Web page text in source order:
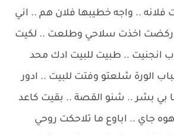
فلانه .. واجه خطيبها فلان هم .. اني
ركضت اخذت سلاحي وطلعت .. لكيت
انجنيت .. طبيت للبيت ادك محد
الورة شلعتو وفتت للبيت .. ادور
ما بي بشر .. شنو القصة .. بقيت كاعد
هوه جاي .. اباوع ما تلاحكت روحي